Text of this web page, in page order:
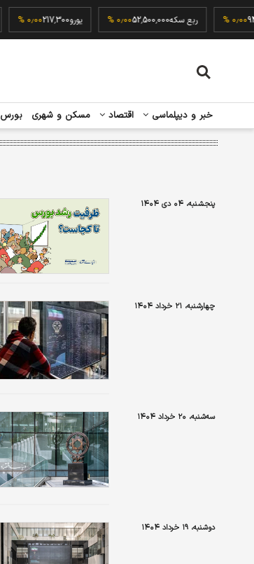
ربع سکه52,500,000 یورو217,300
خبر و دیپلماسی اقتصاد مسکن و شهری بورس
پنجشنبه، ۰۴ دی ۱۴۰۴
چهارشنبه، ۲۱ خرداد ۱۴۰۴
سه‌شنبه، ۲۰ خرداد ۱۴۰۴
دوشنبه، ۱۹ خرداد ۱۴۰۴